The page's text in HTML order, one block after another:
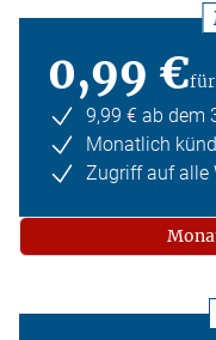
0,99 €für
9,99 € ab dem
Monatlich
Zugriff auf alle